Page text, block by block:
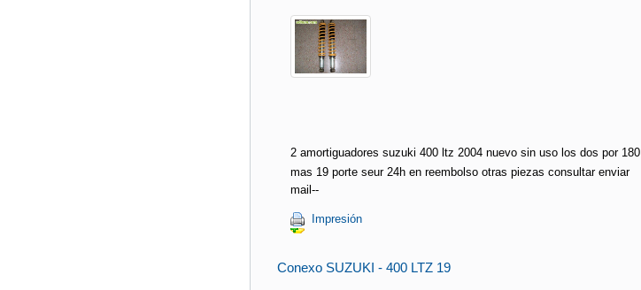
2 amortiguadores suzuki 400 ltz 2004 nuevo sin uso los dos por 180
mas 19 porte seur 24h en reembolso otras piezas consultar enviar
mail--
Impresión
Conexo SUZUKI - 400 LTZ 19